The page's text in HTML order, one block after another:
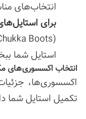
انتخاب‌های
برای
استایل شما
انتخاب اکسسوری‌های
اکسسوری‌ها،
تکمیل استایل شما